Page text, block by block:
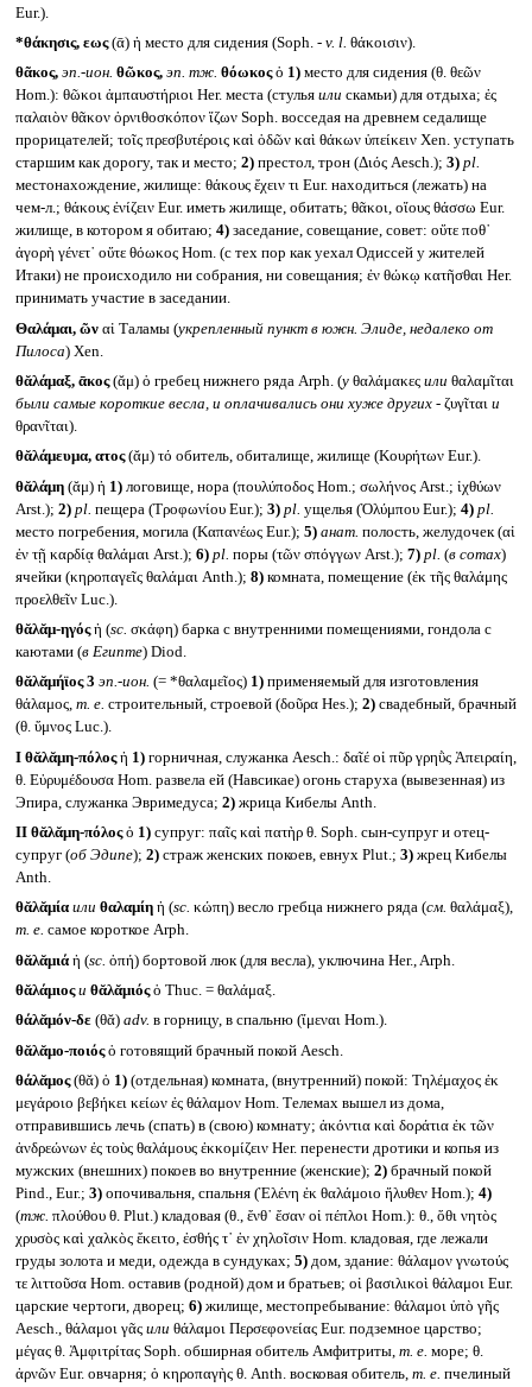
Eur.).
*θάκησις, εως(ᾱ) ἡ место для сидения (Soph. - v. l. θάκοισιν).
θᾶκος, эп.-ион. θῶκος, эп. тж. θόωκοςὁ 1)место для сидения (θ. θεῶν
Hom.): θῶκοι ἀμπαυστήριοι Her. места (стулья или скамьи) для отдыха; ἐς
παλαιὸν θᾶκον ὀρνιθοσκόπον ἵζων Soph. восседая на древнем седалище
прорицателей; τοῖς πρεσβυτέροις καὶ ὁδῶν καὶ θάκων ὑπείκειν Xen. уступать
старшим как дорогу, так и место; 2)престол, трон (Διός Aesch.); 3) pl.
местонахождение, жилище: θάκους ἔχειν τι Eur. находиться (лежать) на
чем-л.; θάκους ἐνίζειν Eur. иметь жилище, обитать; θᾶκοι, οἵους θάσσω Eur.
жилище, в котором я обитаю; 4)заседание, совещание, совет: οὔτε ποθ᾽
ἀγορὴ γένετ᾽ οὔτε θόωκος Hom. (с тех пор как уехал Одиссей у жителей
Итаки) не происходило ни собрания, ни совещания; ἐν θώκῳ κατῆσθαι Her.
принимать участие в заседании.
Θαλάμαι, ῶναἱ Таламы (укрепленный пункт в южн. Элиде, недалеко от
Пилоса) Xen.
θᾰλάμαξ, ᾱκος(ᾰμ) ὁ гребец нижнего ряда Arph. (уθαλάμακες или θαλαμῖται
были самые короткие весла, и оплачивались они хуже других -ζυγῖται и
θρανῖται).
θᾰλάμευμα, ατος(ᾰμ) τό обитель, обиталище, жилище (Κουρήτων Eur.).
θᾰλάμη(ᾰμ) ἡ 1)логовище, нора (πουλύποδος Hom.; σωλήνος Arst.; ἰχθύων
Arst.); 2) pl. пещера (Τροφωνίου Eur.); 3) pl. ущелья (Ὀλύμπου Eur.); 4) pl.
место погребения, могила (Καπανέως Eur.); 5) анат. полость, желудочек (αἱ
ἐν τῇ καρδίᾳ θαλάμαι Arst.); 6) pl. поры (τῶν σπόγγων Arst.); 7) pl. (в сотах)
ячейки (κηροπαγεῖς θαλάμαι Anth.); 8)комната, помещение (ἐκ τῆς θαλάμης
προελθεῖν Luc.).
θᾰλᾰμ-ηγόςἡ (sc. σκάφη) барка с внутренними помещениями, гондола с
каютами (в Египте) Diod.
θᾰλᾰμήϊος 3 эп.-ион. (= *θαλαμεῖος) 1)применяемый для изготовления
θάλαμος, т. е. строительный, строевой (δοῦρα Hes.); 2)свадебный, брачный
(θ. ὕμνος Luc.).
I θᾰλᾰμη-πόλοςἡ 1)горничная, служанка Aesch.: δαῖέ οἱ πῦρ γρηῢς Ἀπειραίη,
θ. Εὐρυμέδουσα Hom. развела ей (Навсикае) огонь старуха (вывезенная) из
Эпира, служанка Эвримедуса; 2)жрица Кибелы Anth.
II θᾰλᾰμη-πόλοςὁ 1)супруг: παῖς καὶ πατὴρ θ. Soph. сын-супруг и отец-
супруг (об Эдипе); 2)страж женских покоев, евнух Plut.; 3)жрец Кибелы
Anth.
θᾰλᾰμία или θαλαμίηἡ (sc. κώπη) весло гребца нижнего ряда (см. θαλάμαξ),
т. е. самое короткое Arph.
θᾰλᾰμιά ἡ (sc. ὀπή) бортовой люк (для весла), уключина Her., Arph.
θᾰλάμιοςи θᾰλᾰμιόςὁ Thuc. = θαλάμαξ.
θάλᾰμόν-δε(θᾰ) adv. в горницу, в спальню (ἴμεναι Hom.).
θᾰλᾰμο-ποιόςὁ готовящий брачный покой Aesch.
θάλᾰμος(θᾰ) ὁ 1)(отдельная) комната, (внутренний) покой: Τηλέμαχος ἐκ
μεγάροιο βεβήκει κείων ἐς θάλαμον Hom. Телемах вышел из дома,
отправившись лечь (спать) в (свою) комнату; ἀκόντια καὶ δοράτια ἐκ τῶν
ἀνδρεώνων ἐς τοὺς θαλάμους ἐκκομίζειν Her. перенести дротики и копья из
мужских (внешних) покоев во внутренние (женские); 2)брачный покой
Pind., Eur.; 3)опочивальня, спальня (Ἑλένη ἐκ θαλάμοιο ἤλυθεν Hom.); 4)
(тж. πλούθου θ. Plut.) кладовая (θ., ἔνθ᾽ ἔσαν οἱ πέπλοι Hom.): θ., ὅθι νητὸς
χρυσὸς καὶ χαλκὸς ἔκειτο, ἐσθής τ᾽ ἐν χηλοῖσιν Hom. кладовая, где лежали
груды золота и меди, одежда в сундуках; 5)дом, здание: θάλαμον γνωτούς
τε λιττοῦσα Hom. оставив (родной) дом и братьев; οἱ βασιλικοὶ θάλαμοι Eur.
царские чертоги, дворец; 6)жилище, местопребывание: θάλαμοι ὑπὸ γῆς
Aesch., θάλαμοι γᾶς или θάλαμοι Περσεφονείας Eur. подземное царство;
μέγας θ. Ἀμφιτρίτας Soph. обширная обитель Амфитриты, т. е. море; θ.
ἀρνῶν Eur. овчарня; ὁ κηροπαγὴς θ. Anth. восковая обитель, т. е. пчелиный